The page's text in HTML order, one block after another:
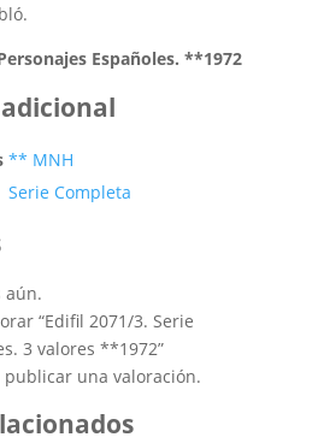
Españoles. **1972
** MNH
Serie Completa
aún.
“Edifil 2071/3. Serie
3 valores **1972”
una valoración.